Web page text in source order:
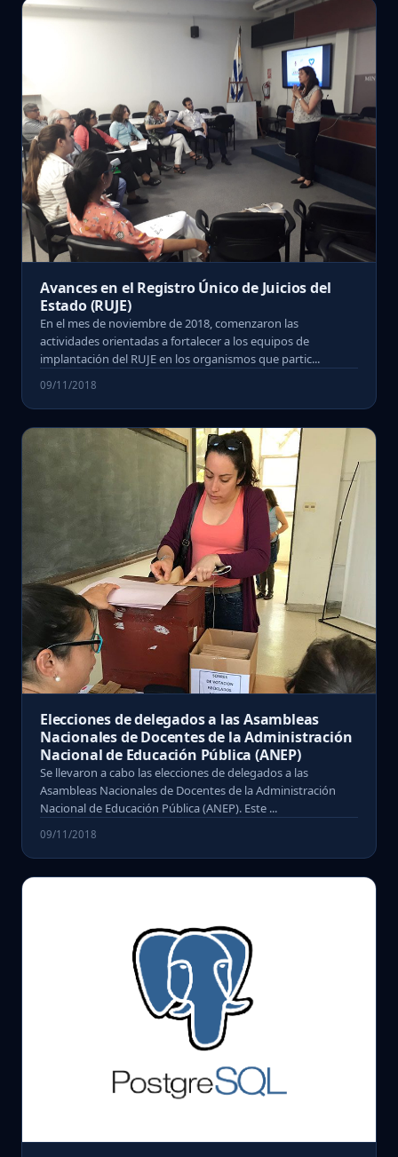
Avances en el Registro Único de Juicios del
Estado (RUJE)
En el mes de noviembre de 2018, comenzaron las
actividades orientadas a fortalecer a los equipos de
implantación del RUJE en los organismos que partic...
09/11/2018
Elecciones de delegados a las Asambleas
Nacionales de Docentes de la Administración
Nacional de Educación Pública (ANEP)
Se llevaron a cabo las elecciones de delegados a las
Asambleas Nacionales de Docentes de la Administración
Nacional de Educación Pública (ANEP). Este ...
09/11/2018